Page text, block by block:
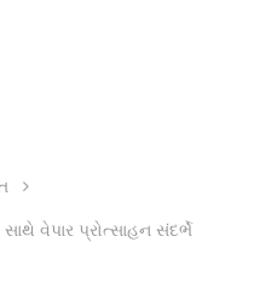
વેપાર પ્રોત્સાહન સંદર્ભે